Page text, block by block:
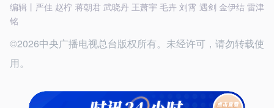
编辑丨严佳 赵柠 蒋朝君 武晓丹 王萧宇 毛卉 刘霄 遇剑 金伊结 雷津
铭
©2026中央广播电视总台版权所有。未经许可，请勿转载使
用。